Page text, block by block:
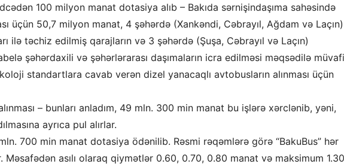
100 milyon manat dotasiya alıb – Bakıda sərnişindaşıma sahəsində
üçün 50,7 milyon manat, 4 şəhərdə (Xankəndi, Cəbrayıl, Ağdam və Laçın)
ilə təchiz edilmiş qarajların və 3 şəhərdə (Şuşa, Cəbrayıl və Laçın)
şəhərdaxili və şəhərlərarası daşımaların icra edilməsi məqsədilə
standartlara cavab verən dizel yanacaqlı avtobusların alınması üçün
– bunları anladım, 49 mln. 300 min manat bu işlərə xərclənib, yəni,
ayrıca pul alırlar.
700 min manat dotasiya ödənilib. Rəsmi rəqəmlərə görə “BakuBus” hər
Məsafədən asılı olaraq qiymətlər 0.60, 0.70, 0.80 manat və maksimum 1.30